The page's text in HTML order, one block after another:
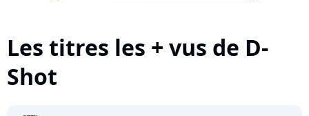
Les titres les + vus de D-
Shot